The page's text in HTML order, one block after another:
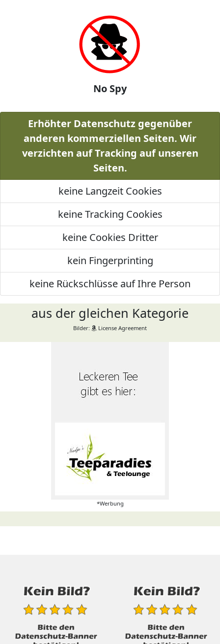
No Spy
Erhöhter Datenschutz gegenüber
anderen kommerziellen Seiten. Wir
verzichten auf Tracking auf unseren
Seiten.
keine Langzeit Cookies
keine Tracking Cookies
keine Cookies Dritter
kein Fingerprinting
keine Rückschlüsse auf Ihre Person
aus der gleichen Kategorie
Bilder: License Agreement
*Werbung